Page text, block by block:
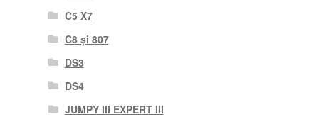
C5 X7
C8 și 807
DS3
DS4
JUMPY III EXPERT III